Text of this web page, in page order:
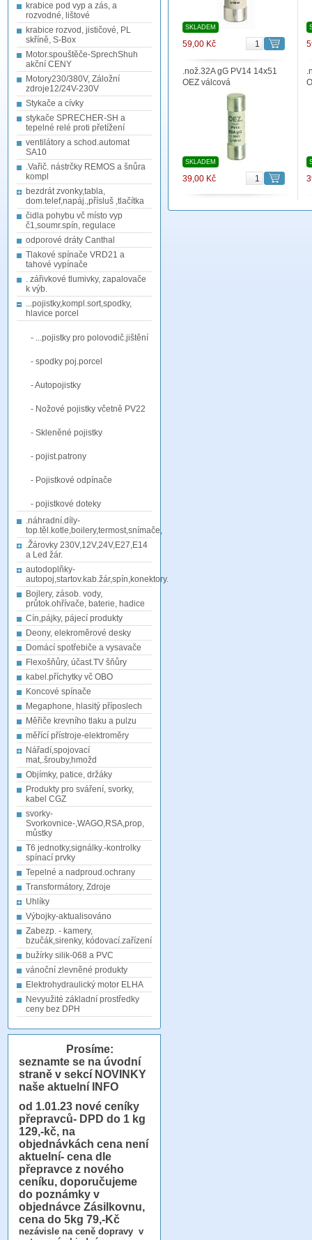
krabice pod vyp a zás, a
rozvodné, lištové
krabice rozvod, jističové, PL
skříně, S-Box
Motor.spouštěče-SprechShuh
akční CENY
Motory230/380V, Záložní
zdroje12/24V-230V
Stykače a cívky
stykače SPRECHER-SH a
tepelné relé proti přetížení
ventilátory a schod.automat
SA10
.Vařič. nástrčky REMOS a šnůra
kompl
bezdrát zvonky,tabla,
dom.telef,napáj.,přísluš ,tlačítka
čidla pohybu vč místo vyp
č1,soumr.spín, regulace
odporové dráty Canthal
Tlakové spínače VRD21 a
tahové vypínače
. zářivkové tlumivky, zapalovače
k výb.
...pojistky,kompl.sort,spodky,
hlavice porcel
- ...pojistky pro polovodič.jištění
- spodky poj.porcel
- Autopojistky
- Nožové pojistky včetně PV22
- Skleněné pojistky
- pojist.patrony
- Pojistkové odpínače
- pojistkové doteky
.náhradní.díly-
top.těl.kotle,boilery,termost,snímače,
.Žárovky 230V,12V,24V,E27,E14
a Led žár.
autodoplňky-
autopoj,startov.kab.žár,spín,konektory.
Bojlery, zásob. vody,
průtok.ohřívače, baterie, hadice
Cín,pájky, pájecí produkty
Deony, elekroměrové desky
Domácí spotřebiče a vysavače
Flexošňůry, účast.TV šňůry
kabel.příchytky vč OBO
Koncové spínače
Megaphone, hlasitý příposlech
Měřiče krevního tlaku a pulzu
měřící přístroje-elektroměry
Nářadí,spojovací
mat,.šrouby,hmožd
Objímky, patice, držáky
Produkty pro sváření, svorky,
kabel CGZ
svorky-
Svorkovnice-,WAGO,RSA,prop,
můstky
T6 jednotky,signálky.-kontrolky
spínací prvky
Tepelné a nadproud.ochrany
Transformátory, Zdroje
Uhlíky
Výbojky-aktualisováno
Zabezp. - kamery,
bzučák,sirenky, kódovací.zařízení
bužírky silik-068 a PVC
vánoční zlevněné produkty
Elektrohydraulický motor ELHA
Nevyužité základní prostředky
ceny bez DPH
Prosíme:
seznamte se na úvodní
straně v sekcí NOVINKY
naše aktuelní INFO
od 1.01.23 nové ceníky
přepravců- DPD do 1 kg
129,-kč, na
objednávkách cena není
aktuelní- cena dle
přepravce z nového
ceníku, doporučujeme
do poznámky v
objednávce Zásilkovnu,
cena do 5kg 79,-Kč
nezávisle na ceně dopravy v
SKLADEM
59,00 Kč
.nož.32A gG PV14 14x51
OEZ válcová
SKLADEM
39,00 Kč